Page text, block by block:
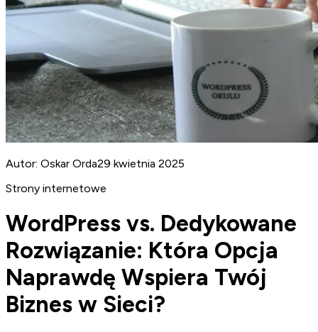
Autor: Oskar Orda29 kwietnia 2025
Strony internetowe
WordPress vs. Dedykowane
Rozwiązanie: Która Opcja
Naprawdę Wspiera Twój
Biznes w Sieci?